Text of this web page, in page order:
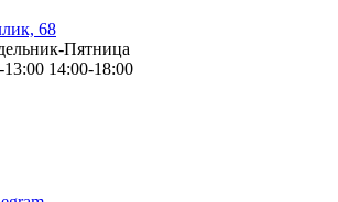
68
Пятница
14:00-18:00